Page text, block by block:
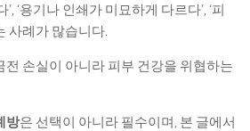
‘용기나 인쇄가 미묘하게 다르다’, ‘피
사례가 많습니다.
전 손실이 아니라 피부 건강을 위협하는
방은 선택이 아니라 필수이며, 본 글에서